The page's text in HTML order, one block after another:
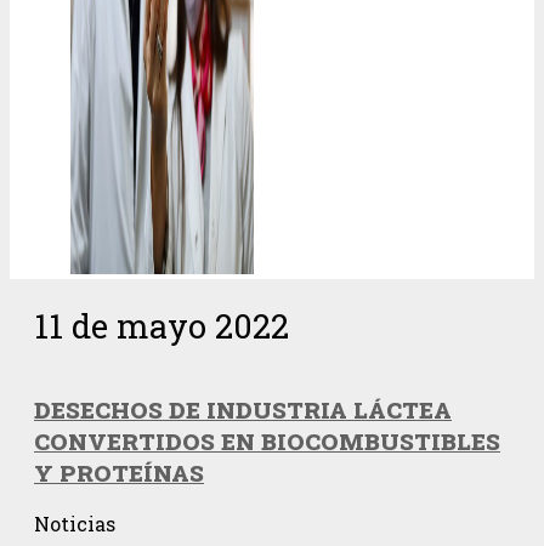
11 de mayo 2022
DESECHOS DE INDUSTRIA LÁCTEA
CONVERTIDOS EN BIOCOMBUSTIBLES
Y PROTEÍNAS
Noticias